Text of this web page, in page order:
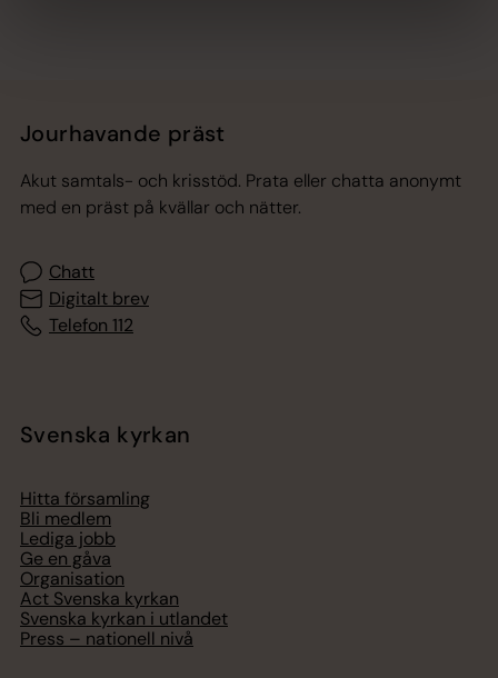
Jourhavande präst
Akut samtals- och krisstöd. Prata eller chatta anonymt
med en präst på kvällar och nätter.
Chatt
Digitalt brev
Telefon 112
Svenska kyrkan
Hitta församling
Bli medlem
Lediga jobb
Ge en gåva
Organisation
Act Svenska kyrkan
Svenska kyrkan i utlandet
Press – nationell nivå